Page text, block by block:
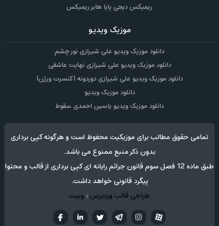
ریمیکس دیجی پایا هابر ریمیکس
موزیک ویدیو
دانلود موزیک ویدیو علی شیرازی نور چشم
دانلود موزیک ویدیو علی شیرازی نهایت عاشقی
دانلود موزیک ویدیو علی شیرازی دوردونه (کنسرت ورژن)
دانلود موزیک ویدیو
دانلود موزیک ویدیو یاسین احمدی سقوط
تمامی حقوق مطالب برای موزیکیت محفوظ است و هرگونه کپی برداری
بدون ذکر منبع ممنوع می باشد.
طبق ماده 12 فصل سوم قانون جرائم رایانه ای کپی برداری از قالب و محتوا
پیگرد قانونی خواهد داشت.
طراحی قالب وردپرس: وبیت
تويترتلگراماینستاگرام آپارات